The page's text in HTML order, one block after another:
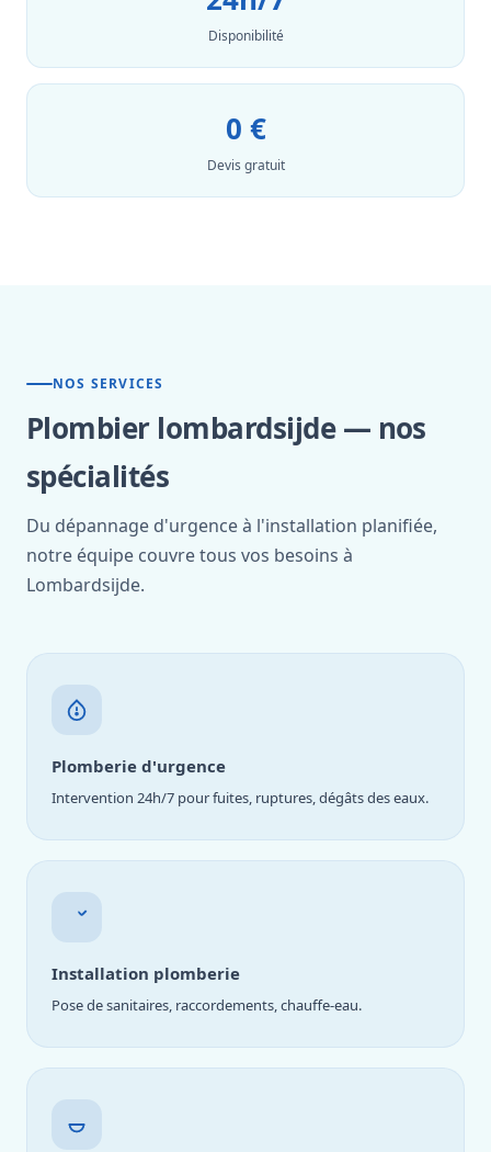
Disponibilité
0 €
Devis gratuit
NOS SERVICES
Plombier lombardsijde — nos
spécialités
Du dépannage d'urgence à l'installation planifiée,
notre équipe couvre tous vos besoins à
Lombardsijde.
Plomberie d'urgence
Intervention 24h/7 pour fuites, ruptures, dégâts des eaux.
Installation plomberie
Pose de sanitaires, raccordements, chauffe-eau.